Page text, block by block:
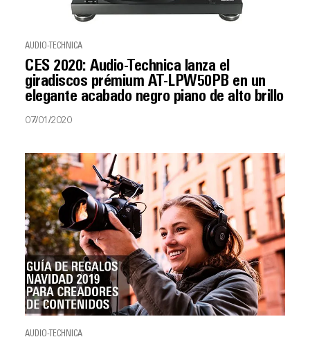
AUDIO-TECHNICA
CES 2020: Audio-Technica lanza el
giradiscos prémium AT-LPW50PB en un
elegante acabado negro piano de alto brillo
07/01/2020
AUDIO-TECHNICA